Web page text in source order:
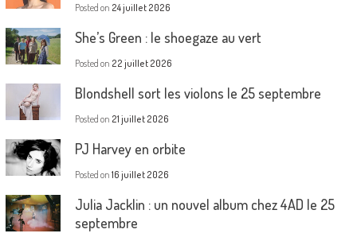
Posted on 24 juillet 2026
She’s Green : le shoegaze au vert
Posted on 22 juillet 2026
Blondshell sort les violons le 25 septembre
Posted on 21 juillet 2026
PJ Harvey en orbite
Posted on 16 juillet 2026
Julia Jacklin : un nouvel album chez 4AD le 25
septembre